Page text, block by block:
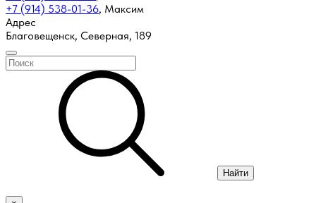
+7 (914) 538-01-36, Максим
Адрес
Благовещенск, Северная, 189
Найти